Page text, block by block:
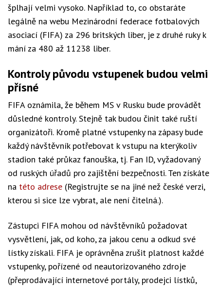
šplhají velmi vysoko. Například to, co obstaráte
legálně na webu Mezinárodní federace fotbalových
asociací (FIFA) za 296 britských liber, je z druhé ruky k
mání za 480 až 11238 liber.
Kontroly původu vstupenek budou velmi
přísné
FIFA oznámila, že během MS v Rusku bude provádět
důsledné kontroly. Stejně tak budou činit také ruští
organizátoři. Kromě platné vstupenky na zápasy bude
každý návštěvník potřebovat k vstupu na kterýkoliv
stadion také průkaz fanouška, tj. Fan ID, vyžadovaný
od ruských úřadů pro zajištění bezpečnosti. Ten získáte
na této adrese (Registrujte se na jiné než české verzi,
kterou si sice lze vybrat, ale není čitelná.).
Zástupci FIFA mohou od návštěvníků požadovat
vysvětlení, jak, od koho, za jakou cenu a odkud své
lístky získali. FIFA je oprávněna zrušit platnost každé
vstupenky, pořízené od neautorizovaného zdroje
(přeprodávající internetové portály, prodejci lístků,